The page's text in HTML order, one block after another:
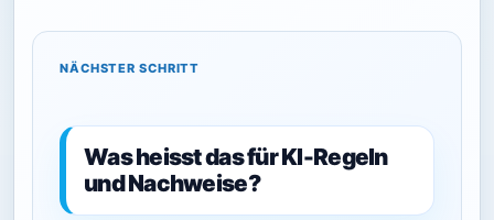
NÄCHSTER SCHRITT
Was heisst das für KI-Regeln
und Nachweise?